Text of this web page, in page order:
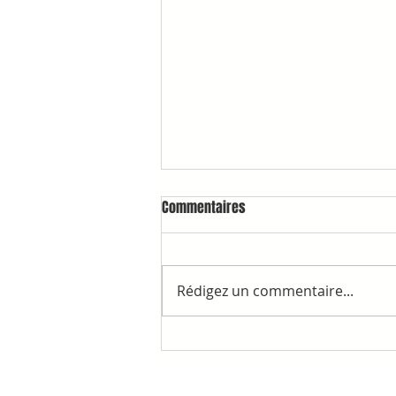
RAPPELS ET INFORMATIONS
Commentaires
Rédigez un commentaire...